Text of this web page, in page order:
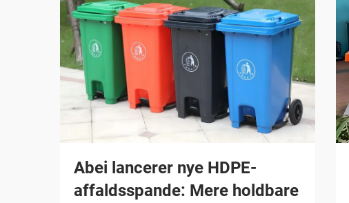
Abei lancerer nye HDPE-
affaldsspande: Mere holdbare